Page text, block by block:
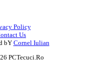
Policy
Us
bY Cornel Iulian
PCTecuci.Ro